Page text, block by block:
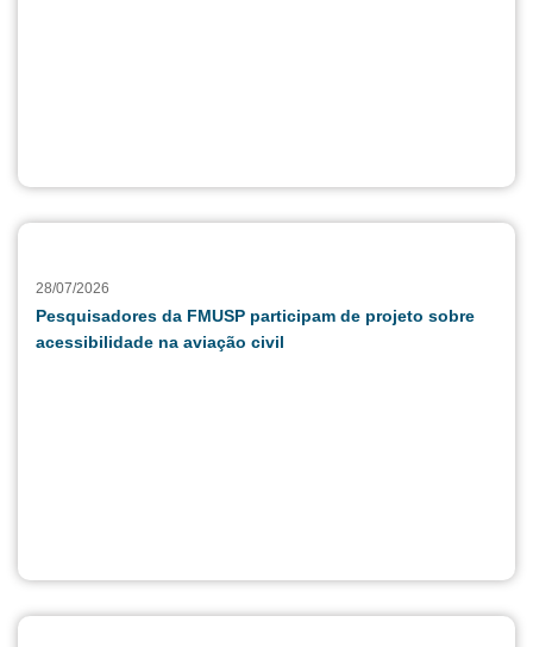
28/07/2026
Pesquisadores da FMUSP participam de projeto sobre
acessibilidade na aviação civil